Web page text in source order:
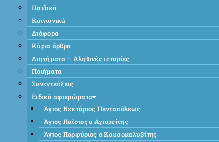
Παιδικά
Κοινωνικά
Διάφορα
Κύρια άρθρα
Διηγήματα – Αληθινές ιστορίες
Ποιήματα
Συνεντεύξεις
Ειδικά αφιερώματα
Άγιος Νεκτάριος Πενταπόλεως
Άγιος Παΐσιος ο Αγιορείτης
Άγιος Πορφύριος ο Καυσοκαλυβίτης